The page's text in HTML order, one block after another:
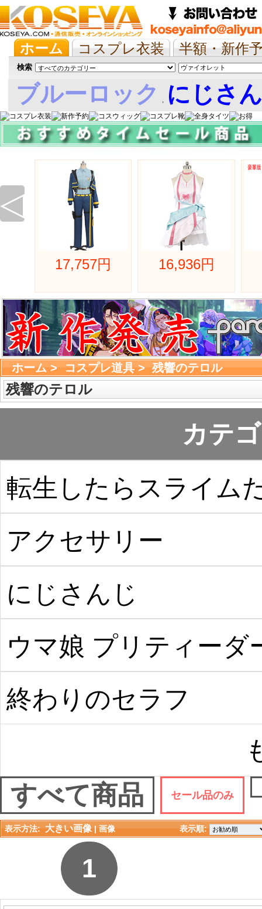
ホーム コスプレ衣装
半額・新作
抱き枕/布団/シーツ
ツイステ ウマ
検索
ブルーロック , にじさ
娘
◁
17,757円 16,936円
ホーム> コスプレ道具> 残響のテロル
残響のテロル
カテ
転生したらスライム
った件
アクセサリー
にじさんじ
ウマ娘 プリティーダ
ビー
終わりのセラフ
すべて商品 セール品のみ
表示方法: 大きい画像 | 画像 表示順:
1